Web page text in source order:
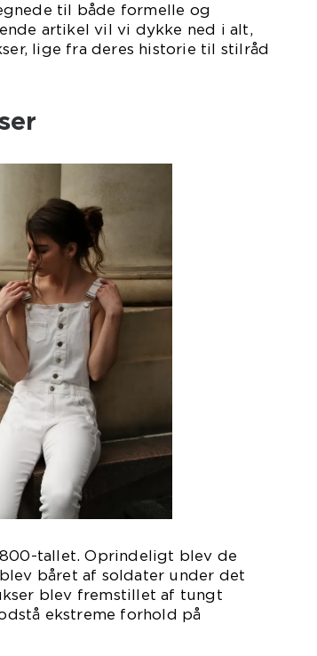
til både formelle og
artikel vil vi dykke ned i alt,
lige fra deres historie til stilråd
tallet. Oprindeligt blev de
båret af soldater under det
blev fremstillet af tungt
ekstreme forhold på